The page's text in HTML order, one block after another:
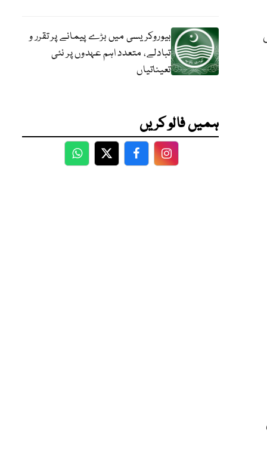
بیوروکریسی میں بڑے پیمانے پر تقرر و
تبادلے، متعدد اہم عہدوں پر نئی
تعیناتیاں
ہمیں فالو کریں
WhatsApp
TwitterFacebookFacebook